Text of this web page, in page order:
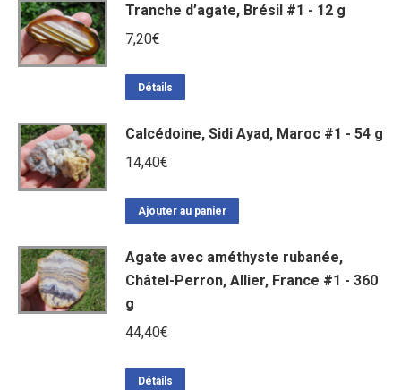
Tranche d’agate, Brésil #1 - 12 g
7,20€
Détails
Calcédoine, Sidi Ayad, Maroc #1 - 54 g
14,40€
Ajouter au panier
Agate avec améthyste rubanée,
Châtel-Perron, Allier, France #1 - 360
g
44,40€
Détails